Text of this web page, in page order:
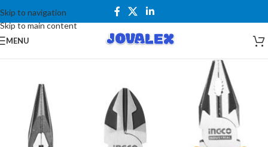
Skip to navigation
Skip to main content
MENU